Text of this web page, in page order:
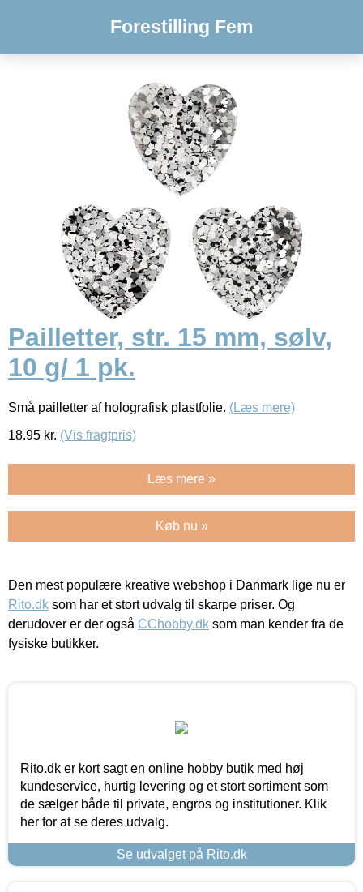
Forestilling Fem
Pailletter, str. 15 mm, sølv,
10 g/ 1 pk.
Små pailletter af holografisk plastfolie. (Læs mere)
18.95 kr. (Vis fragtpris)
Læs mere »
Køb nu »
Den mest populære kreative webshop i Danmark lige nu er
Rito.dk som har et stort udvalg til skarpe priser. Og
derudover er der også CChobby.dk som man kender fra de
fysiske butikker.
Rito.dk er kort sagt en online hobby butik med høj
kundeservice, hurtig levering og et stort sortiment som
de sælger både til private, engros og institutioner. Klik
her for at se deres udvalg.
Se udvalget på Rito.dk